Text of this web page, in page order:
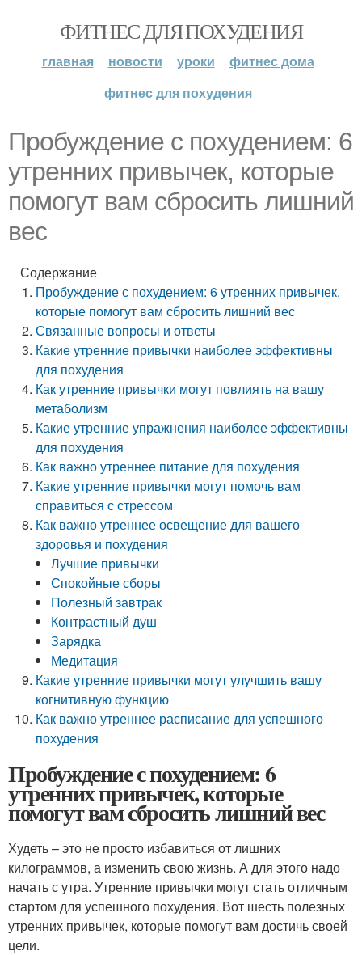
ФИТНЕС ДЛЯ ПОХУДЕНИЯ
главная новости уроки
фитнес дома
фитнес для похудения
Пробуждение с похудением: 6
утренних привычек, которые
помогут вам сбросить лишний
вес
Содержание
Пробуждение с похудением: 6 утренних привычек,
которые помогут вам сбросить лишний вес
Связанные вопросы и ответы
Какие утренние привычки наиболее эффективны
для похудения
Как утренние привычки могут повлиять на вашу
метаболизм
Какие утренние упражнения наиболее эффективны
для похудения
Как важно утреннее питание для похудения
Какие утренние привычки могут помочь вам
справиться с стрессом
Как важно утреннее освещение для вашего
здоровья и похудения
Лучшие привычки
Спокойные сборы
Полезный завтрак
Контрастный душ
Зарядка
Медитация
Какие утренние привычки могут улучшить вашу
когнитивную функцию
Как важно утреннее расписание для успешного
похудения
Пробуждение с похудением: 6
утренних привычек, которые
помогут вам сбросить лишний вес
Худеть – это не просто избавиться от лишних
килограммов, а изменить свою жизнь. А для этого надо
начать с утра. Утренние привычки могут стать отличным
стартом для успешного похудения. Вот шесть полезных
утренних привычек, которые помогут вам достичь своей
цели.